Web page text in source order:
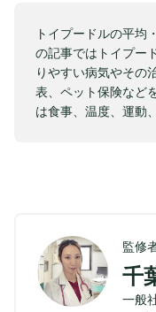
トイプードルの平均
の記事ではトイプー
りやすい病気やその
表、ペット保険など
は食事、温度、運動
監修
千
一般